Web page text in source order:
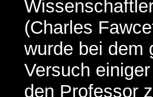
(Charles
wurde bei dem
Versuch
den Professor